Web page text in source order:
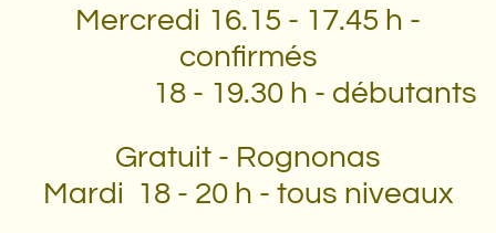
Mercredi 16.15 - 17.45 h -
confirmés
18 - 19.30 h - débutants
Gratuit - Rognonas
Mardi 18 - 20 h - tous niveaux